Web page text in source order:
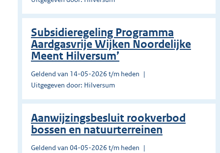
Subsidieregeling Programma
Aardgasvrije Wijken Noordelijke
Meent Hilversum’
Geldend van 14-05-2026 t/m heden
Uitgegeven door: Hilversum
Aanwijzingsbesluit rookverbod
bossen en natuurterreinen
Geldend van 04-05-2026 t/m heden